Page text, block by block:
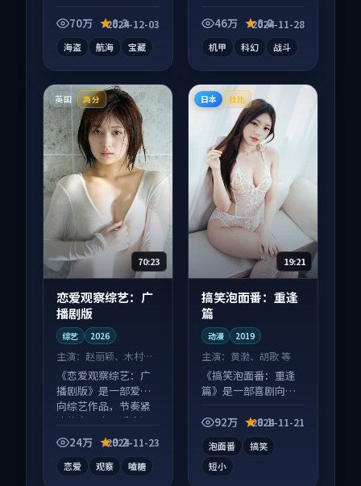
信息量大，适合沉浸
70万 8.3
2024-12-03
海盗 航海 宝藏
错过，字幕区常有惊
46万 8.8
2024-11-28
机甲 科幻 战斗
英国 高分
70:23
恋爱观察综艺：广
播剧版
综艺 2026
主演： 赵丽颖、木村拓
哉 等
《恋爱观察综艺：广
播剧版》是一部爱情
向综艺作品，节奏紧
凑信息量大，适合沉
浸式追看。
24万 9.2
2024-11-23
恋爱 观察 嗑糖
日本 杜比
19:21
搞笑泡面番：重逢
篇
动漫 2019
主演： 黄渤、胡歌 等
《搞笑泡面番：重逢
篇》是一部喜剧向动
为内核，情感戏份扎
92万 8.1
2024-11-21
泡面番
搞笑
短小